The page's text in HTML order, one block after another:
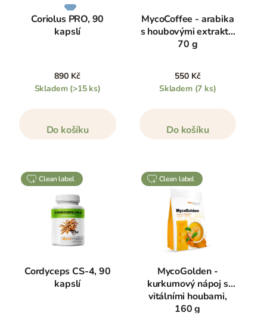
Coriolus PRO, 90
kapslí
890 Kč
Skladem (>15 ks)
Do košíku
MycoCoffee - arabika
s houbovými extrakty,
70 g
550 Kč
Skladem (7 ks)
Do košíku
clean label
Cordyceps CS-4, 90
kapslí
clean label
MycoGolden -
kurkumový nápoj s
vitálními houbami,
160 g